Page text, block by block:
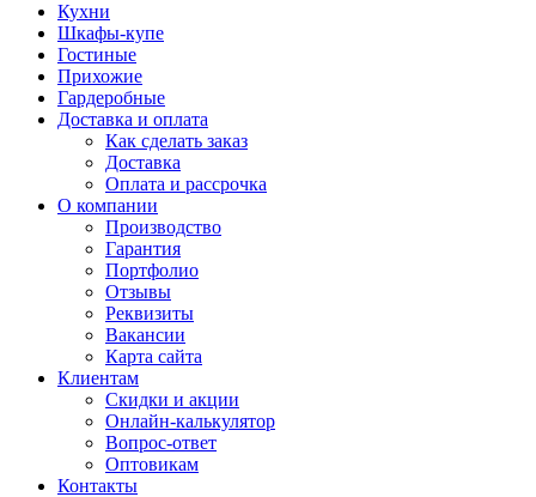
Кухни
Шкафы-купе
Гостиные
Прихожие
Гардеробные
Доставка и оплата
Как сделать заказ
Доставка
Оплата и рассрочка
О компании
Производство
Гарантия
Портфолио
Отзывы
Реквизиты
Вакансии
Карта сайта
Клиентам
Скидки и акции
Онлайн-калькулятор
Вопрос-ответ
Оптовикам
Контакты